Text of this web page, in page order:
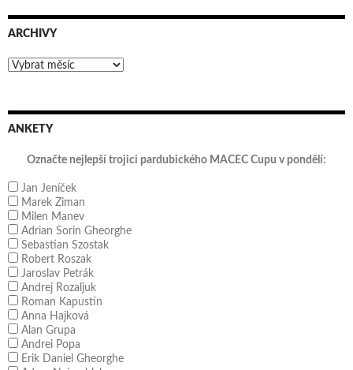
ARCHIVY
Archivy
ANKETY
Označte nejlepší trojici pardubického MACEC Cupu v pondělí:
Jan Jeníček
Marek Ziman
Milen Manev
Adrian Sorin Gheorghe
Sebastian Szostak
Robert Roszak
Jaroslav Petrák
Andrej Rozaljuk
Roman Kapustin
Anna Hajková
Alan Grupa
Andrei Popa
Erik Daniel Gheorghe